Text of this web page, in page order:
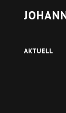
AKTUELL